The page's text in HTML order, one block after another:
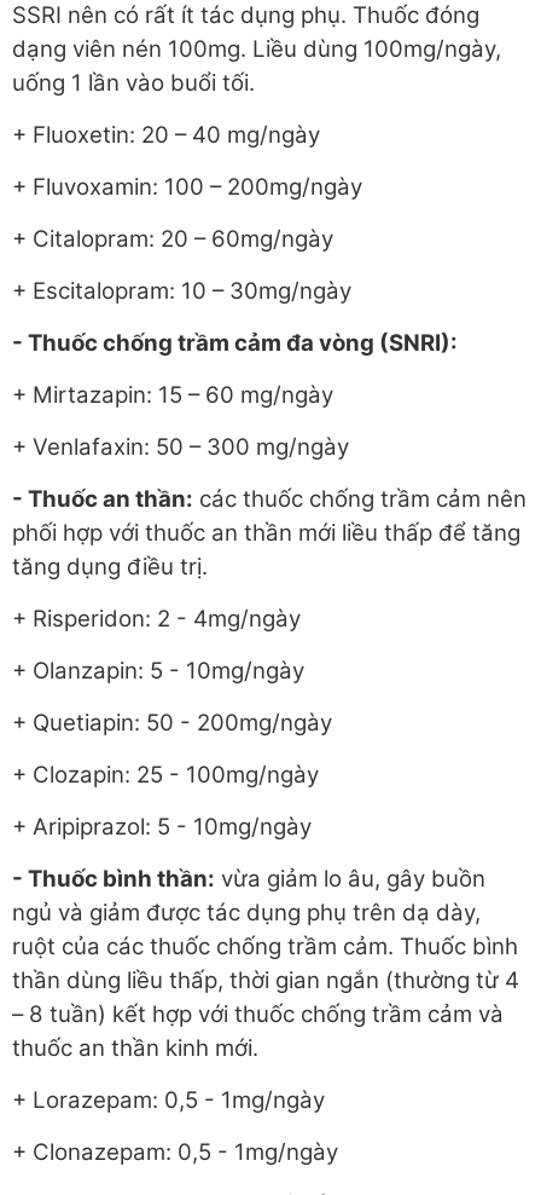
SSRI nên có rất ít tác dụng phụ. Thuốc đóng
dạng viên nén 100mg. Liều dùng 100mg/ngày,
uống 1 lần vào buổi tối.
+ Fluoxetin: 20 – 40 mg/ngày
+ Fluvoxamin: 100 – 200mg/ngày
+ Citalopram: 20 – 60mg/ngày
+ Escitalopram: 10 – 30mg/ngày
- Thuốc chống trầm cảm đa vòng (SNRI):
+ Mirtazapin: 15 – 60 mg/ngày
+ Venlafaxin: 50 – 300 mg/ngày
- Thuốc an thần: các thuốc chống trầm cảm nên
phối hợp với thuốc an thần mới liều thấp để tăng
tăng dụng điều trị.
+ Risperidon: 2 - 4mg/ngày
+ Olanzapin: 5 - 10mg/ngày
+ Quetiapin: 50 - 200mg/ngày
+ Clozapin: 25 - 100mg/ngày
+ Aripiprazol: 5 - 10mg/ngày
- Thuốc bình thần: vừa giảm lo âu, gây buồn
ngủ và giảm được tác dụng phụ trên dạ dày,
ruột của các thuốc chống trầm cảm. Thuốc bình
thần dùng liều thấp, thời gian ngắn (thường từ 4
– 8 tuần) kết hợp với thuốc chống trầm cảm và
thuốc an thần kinh mới.
+ Lorazepam: 0,5 - 1mg/ngày
+ Clonazepam: 0,5 - 1mg/ngày